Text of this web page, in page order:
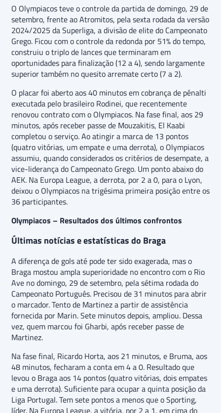
O Olympiacos teve o controle da partida de domingo, 29 de
setembro, frente ao Atromitos, pela sexta rodada da versão
2024/2025 da Superliga, a divisão de elite do Campeonato
Grego. Ficou com o controle da redonda por 51% do tempo,
construiu o triplo de lances que terminaram em
oportunidades para finalização (12 a 4), sendo largamente
superior também no quesito arremate certo (7 a 2).
O placar foi aberto aos 40 minutos em cobrança de pênalti
executada pelo brasileiro Rodinei, que recentemente
renovou contrato com o Olympiacos. Na fase final, aos 29
minutos, após receber passe de Mouzakitis, El Kaabi
completou o serviço. Ao atingir a marca de 13 pontos
(quatro vitórias, um empate e uma derrota), o Olympiacos
assumiu, quando considerados os critérios de desempate, a
vice-liderança do Campeonato Grego. Um ponto abaixo do
AEK. Na Europa League, a derrota, por 2 a 0, para o Lyon,
deixou o Olympiacos na trigésima primeira posição entre os
36 participantes.
Olympiacos – Resultados dos últimos confrontos
Últimas notícias e estatísticas do Braga
A diferença de gols até pode ter sido exagerada, mas o
Braga mostou ampla superioridade no encontro com o Rio
Ave no domingo, 29 de setembro, pela sétima rodada do
Campeonato Português. Precisou de 31 minutos para abrir
o marcador. Tento de Martinez a partir de assistência
fornecida por Marin. Sete minutos depois, ampliou. Dessa
vez, quem marcou foi Gharbi, após receber passe de
Martinez.
Na fase final, Ricardo Horta, aos 21 minutos, e Bruma, aos
48 minutos, fecharam a conta em 4 a 0. Resultado que
levou o Braga aos 14 pontos (quatro vitórias, dois empates
e uma derrota). Suficiente para ocupar a quinta posição da
Liga Portugal. Tem sete pontos a menos que o Sporting,
líder. Na Europa League, a vitória, por 2 a 1, em cima do